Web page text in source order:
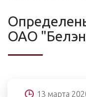
ОАО
13 марта